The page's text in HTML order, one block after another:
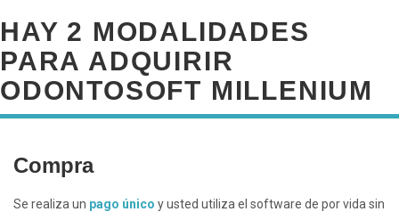
HAY 2 MODALIDADES
PARA ADQUIRIR
ODONTOSOFT MILLENIUM
Compra
Se realiza un pago único y usted utiliza el software de por vida sin